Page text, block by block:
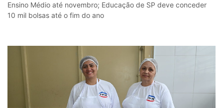
Ensino Médio até novembro; Educação de SP deve conceder
10 mil bolsas até o fim do ano